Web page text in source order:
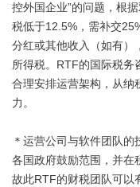
控外国企业”的问题，根
税低于12.5%，需补交
分红或其他收入（如有）
所得税。RTF的国际税务
合理安排运营架构，从纳
力。
＊运营公司与软件团队
各国政府鼓励范围，并在
故此RTF的财税团队可以